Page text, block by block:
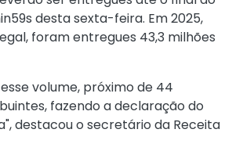
desta sexta-feira. Em 2025,
foram entregues 43,3 milhões
volume, próximo de 44
fazendo a declaração do
destacou o secretário da Receita